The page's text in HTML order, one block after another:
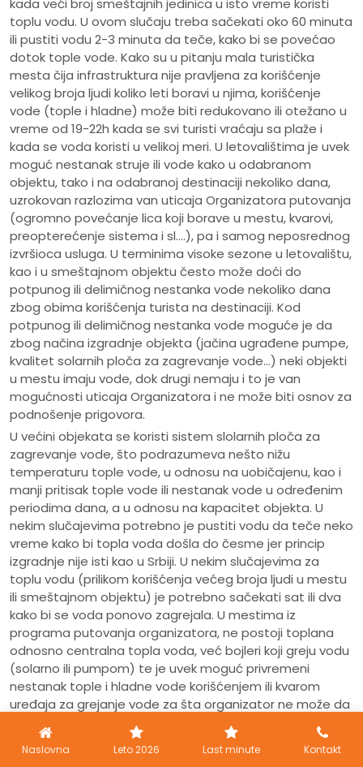
kada veći broj smeštajnih jedinica u isto vreme koristi
toplu vodu. U ovom slučaju treba sačekati oko 60 minuta
ili pustiti vodu 2-3 minuta da teče, kako bi se povećao
dotok tople vode. Kako su u pitanju mala turistička
mesta čija infrastruktura nije pravljena za korišćenje
velikog broja ljudi koliko leti boravi u njima, korišćenje
vode (tople i hladne) može biti redukovano ili otežano u
vreme od 19-22h kada se svi turisti vraćaju sa plaže i
kada se voda koristi u velikoj meri. U letovalištima je uvek
moguć nestanak struje ili vode kako u odabranom
objektu, tako i na odabranoj destinaciji nekoliko dana,
uzrokovan razlozima van uticaja Organizatora putovanja
(ogromno povećanje lica koji borave u mestu, kvarovi,
preopterećenje sistema i sl.…), pa i samog neposrednog
izvršioca usluga. U terminima visoke sezone u letovalištu,
kao i u smeštajnom objektu često može doći do
potpunog ili delimičnog nestanka vode nekoliko dana
zbog obima korišćenja turista na destinaciji. Kod
potpunog ili delimičnog nestanka vode moguće je da
zbog načina izgradnje objekta (jačina ugrađene pumpe,
kvalitet solarnih ploča za zagrevanje vode…) neki objekti
u mestu imaju vode, dok drugi nemaju i to je van
mogućnosti uticaja Organizatora i ne može biti osnov za
podnošenje prigovora.
U većini objekata se koristi sistem slolarnih ploča za
zagrevanje vode, što podrazumeva nešto nižu
temperaturu tople vode, u odnosu na uobičajenu, kao i
manji pritisak tople vode ili nestanak vode u određenim
periodima dana, a u odnosu na kapacitet objekta. U
nekim slučajevima potrebno je pustiti vodu da teče neko
vreme kako bi topla voda došla do česme jer princip
izgradnje nije isti kao u Srbiji. U nekim slučajevima za
toplu vodu (prilikom korišćenja većeg broja ljudi u mestu
ili smeštajnom objektu) je potrebno sačekati sat ili dva
kako bi se voda ponovo zagrejala. U mestima iz
programa putovanja organizatora, ne postoji toplana
odnosno centralna topla voda, već bojleri koji greju vodu
(solarno ili pumpom) te je uvek moguć privremeni
nestanak tople i hladne vode korišćenjem ili kvarom
uređaja za grejanje vode za šta organizator ne može da
bude odgovoran. Usled kvara pumpe ili većeg korišćenja
vode moguće je da viši spratovi u pojedinim delovima
dana ostanu bez odgovarajućeg pritiska vode ili
Naslovna Leto 2026 Last minute Kontakt